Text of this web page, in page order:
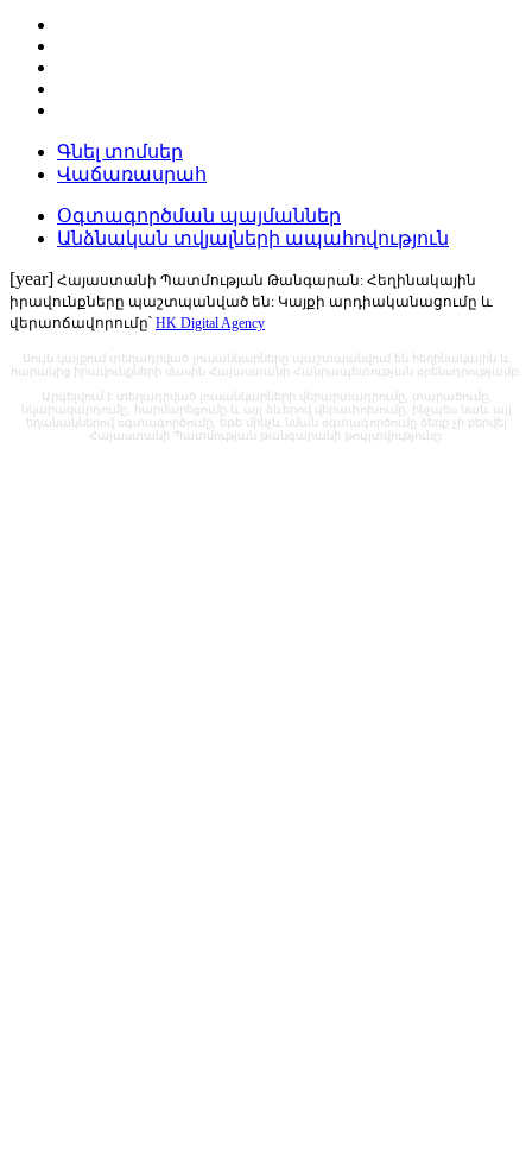
Գնել տոմսեր
Վաճառասրահ
Օգտագործման պայմաններ
Անձնական տվյալների ապահովություն
[year] Հայաստանի Պատմության Թանգարան: Հեղինակային
իրավունքները պաշտպանված են: Կայքի արդիականացումը և
վերաոճավորումը՝ HK Digital Agency
Սույն կայքում տեղադրված լուսանկարները պաշտպանվում են հեղինակային և
հարակից իրավունքների մասին Հայաստանի Հանրապետության օրենսդրությամբ:
Արգելվում է տեղադրված լուսանկարների վերարտադրումը, տարածումը,
նկարազարդումը, հարմարեցումը և այլ ձևերով վերափոխումը, ինչպես նաև այլ
եղանակներով օգտագործումը, եթե մինչև նման օգտագործումը ձեռք չի բերվել
Հայաստանի Պատմության թանգարանի թույլտվությունը: